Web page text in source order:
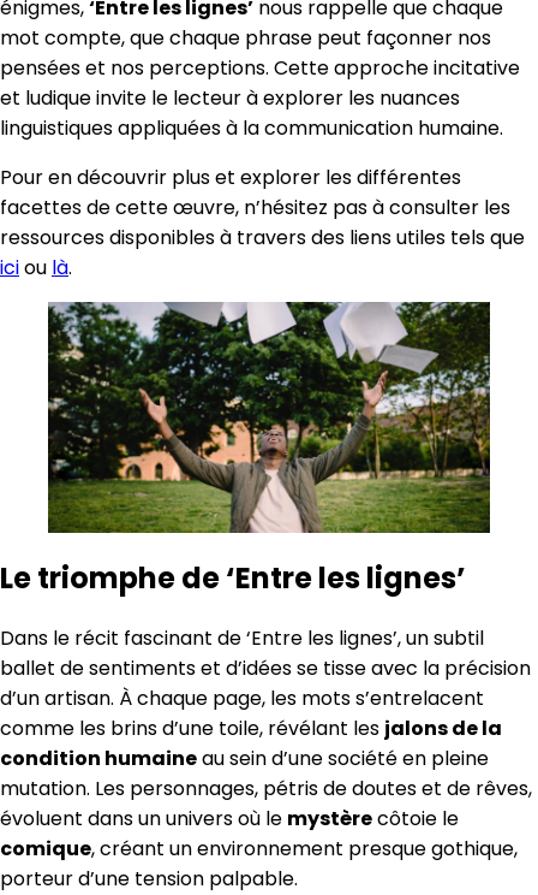
énigmes,‘Entre les lignes’ nous rappelle que chaque
mot compte, que chaque phrase peut façonner nos
pensées et nos perceptions. Cette approche incitative
et ludique invite le lecteur à explorer les nuances
linguistiques appliquées à la communication humaine.
Pour en découvrir plus et explorer les différentes
facettes de cette œuvre, n’hésitez pas à consulter les
ressources disponibles à travers des liens utiles tels que
iciou là.
Le triomphe de ‘Entre les lignes’
Dans le récit fascinant de ‘Entre les lignes’, un subtil
ballet de sentiments et d’idées se tisse avec la précision
d’un artisan. À chaque page, les mots s’entrelacent
comme les brins d’une toile, révélant les jalons de la
condition humaineau sein d’une société en pleine
mutation. Les personnages, pétris de doutes et de rêves,
évoluent dans un univers où le mystèrecôtoie le
comique, créant un environnement presque gothique,
porteur d’une tension palpable.